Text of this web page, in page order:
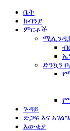
ቤት
ኩባንያ
ምርቶች
ድንኳን
ጉዳይ
ድጋፍ እና
እውቂያ